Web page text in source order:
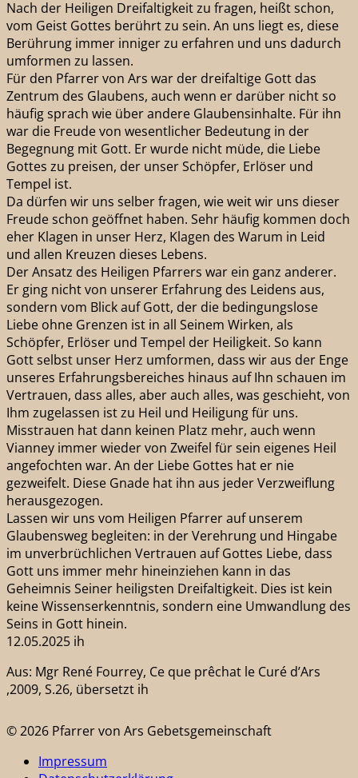
Nach der Heiligen Dreifaltigkeit zu fragen, heißt schon,
vom Geist Gottes berührt zu sein. An uns liegt es, diese
Berührung immer inniger zu erfahren und uns dadurch
umformen zu lassen.
Für den Pfarrer von Ars war der dreifaltige Gott das
Zentrum des Glaubens, auch wenn er darüber nicht so
häufig sprach wie über andere Glaubensinhalte. Für ihn
war die Freude von wesentlicher Bedeutung in der
Begegnung mit Gott. Er wurde nicht müde, die Liebe
Gottes zu preisen, der unser Schöpfer, Erlöser und
Tempel ist.
Da dürfen wir uns selber fragen, wie weit wir uns dieser
Freude schon geöffnet haben. Sehr häufig kommen doch
eher Klagen in unser Herz, Klagen des Warum in Leid
und allen Kreuzen dieses Lebens.
Der Ansatz des Heiligen Pfarrers war ein ganz anderer.
Er ging nicht von unserer Erfahrung des Leidens aus,
sondern vom Blick auf Gott, der die bedingungslose
Liebe ohne Grenzen ist in all Seinem Wirken, als
Schöpfer, Erlöser und Tempel der Heiligkeit. So kann
Gott selbst unser Herz umformen, dass wir aus der Enge
unseres Erfahrungsbereiches hinaus auf Ihn schauen im
Vertrauen, dass alles, aber auch alles, was geschieht, von
Ihm zugelassen ist zu Heil und Heiligung für uns.
Misstrauen hat dann keinen Platz mehr, auch wenn
Vianney immer wieder von Zweifel für sein eigenes Heil
angefochten war. An der Liebe Gottes hat er nie
gezweifelt. Diese Gnade hat ihn aus jeder Verzweiflung
herausgezogen.
Lassen wir uns vom Heiligen Pfarrer auf unserem
Glaubensweg begleiten: in der Verehrung und Hingabe
im unverbrüchlichen Vertrauen auf Gottes Liebe, dass
Gott uns immer mehr hineinziehen kann in das
Geheimnis Seiner heiligsten Dreifaltigkeit. Dies ist kein
keine Wissenserkenntnis, sondern eine Umwandlung des
Seins in Gott hinein.
12.05.2025 ih
Aus: Mgr René Fourrey, Ce que prêchat le Curé d’Ars
,2009, S.26, übersetzt ih
© 2026 Pfarrer von Ars Gebetsgemeinschaft
Impressum